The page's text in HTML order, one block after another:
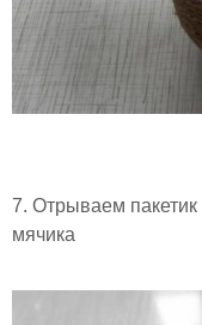
7. Отрываем
мячика